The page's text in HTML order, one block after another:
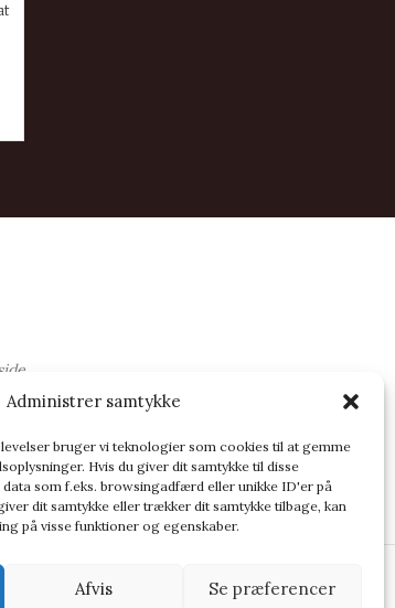
Administrer samtykke
bruger vi teknologier som cookies til at gemme
Hvis du giver dit samtykke til disse
som f.eks. browsingadfærd eller unikke ID'er på
dit samtykke eller trækker dit samtykke tilbage, kan
på visse funktioner og egenskaber.
Afvis Se præferencer